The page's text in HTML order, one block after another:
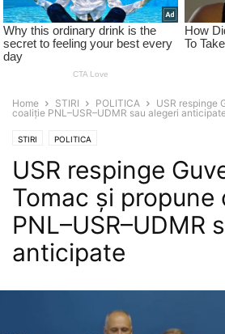
Home STIRI POLITICA
USR respinge
coaliție PNL–USR–UDMR sau alegeri
STIRI POLITICA
USR respinge
Tomac și propune
PNL–USR–UDMR
anticipate